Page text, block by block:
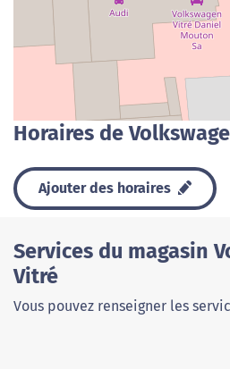
Horaires de
Ajouter des horaires
Services du magasin
Vitré
Vous pouvez renseigner les